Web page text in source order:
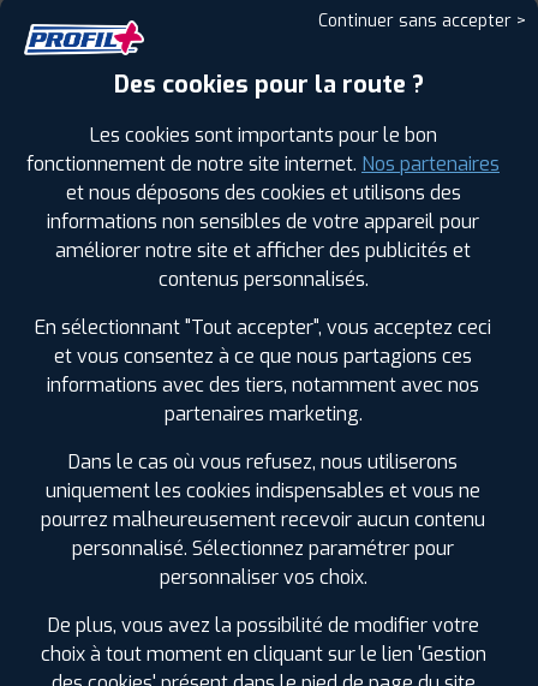
Sous réserve de disponibilité en agence
SPÉCIFICATIONS AVIS CLIENTS ÉTIQUETAGE
Étiquetage
Continuer sans accepter >
Des cookies pour la route ?
Les cookies sont importants pour le bon
fonctionnement de notre site internet. Nos partenaires
et nous déposons des cookies et utilisons des
informations non sensibles de votre appareil pour
améliorer notre site et afficher des publicités et
contenus personnalisés.
En sélectionnant "Tout accepter", vous acceptez ceci
et vous consentez à ce que nous partagions ces
informations avec des tiers, notamment avec nos
partenaires marketing.
Dans le cas où vous refusez, nous utiliserons
uniquement les cookies indispensables et vous ne
pourrez malheureusement recevoir aucun contenu
personnalisé. Sélectionnez paramétrer pour
personnaliser vos choix.
De plus, vous avez la possibilité de modifier votre
choix à tout moment en cliquant sur le lien 'Gestion